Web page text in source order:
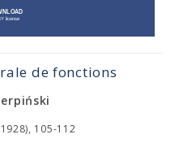
de fonctions
105-112